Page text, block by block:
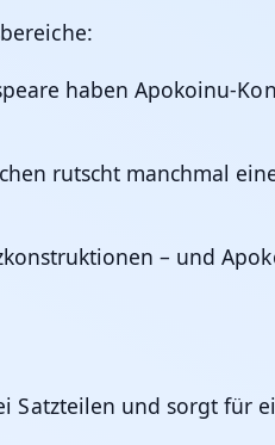
haben Apokoinu-
rutscht manchmal
– und
Satzteilen und sorgt für